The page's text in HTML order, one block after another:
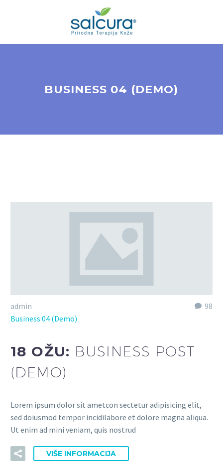
BUSINESS 04 (DEMO)
98
admin
Business 04 (Demo)
18 OŽU: BUSINESS POST
(DEMO)
Lorem ipsum dolor sit ametcon sectetur adipisicing elit,
sed doiusmod tempor incidilabore et dolore magna aliqua.
Ut enim ad mini veniam, quis nostrud
VIŠE INFORMACIJA